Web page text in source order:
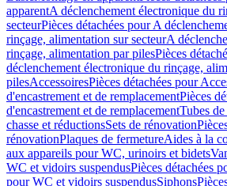
apparentA déclenchement électronique du
secteurPièces détachées pour A
rinçage, alimentation sur secteurA
rinçage, alimentation par pilesPièces
déclenchement électronique du rinçage,
pilesAccessoiresPièces détachées pour
d'encastrement et de remplacementPièces
d'encastrement et de remplacementTubes
chasse et réductionsSets de rénovation
rénovationPlaques de fermetureAides à la
aux appareils pour WC, urinoirs et bidets
WC et vidoirs suspendusPièces détachées
pour WC et vidoirs suspendusSiphons